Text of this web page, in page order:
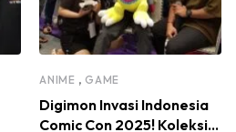
ANIME , GAME
Digimon Invasi Indonesia
Comic Con 2025! Koleksi